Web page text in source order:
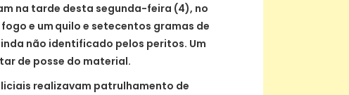
na tarde desta segunda-feira (4), no
e um quilo e setecentos gramas de
não identificado pelos peritos. Um
de posse do material.
realizavam patrulhamento de